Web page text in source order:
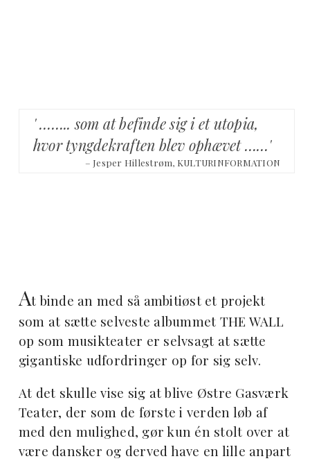
' …….. som at befinde sig i et utopia,
hvor tyngdekraften blev ophævet ……'
– Jesper Hillestrøm, KULTURINFORMATION
At binde an med så ambitiøst et projekt
som at sætte selveste albummet THE WALL
op som musikteater er selvsagt at sætte
gigantiske udfordringer op for sig selv.
At det skulle vise sig at blive Østre Gasværk
Teater, der som de første i verden løb af
med den mulighed, gør kun én stolt over at
være dansker og derved have en lille anpart